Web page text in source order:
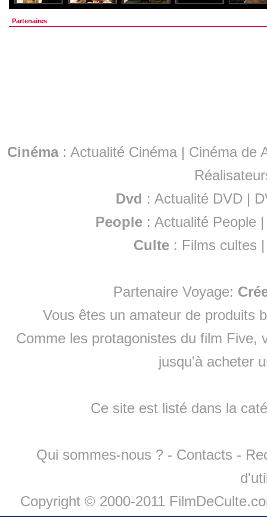
Partenaires
Cinéma: Actualité Cinéma | Cinéma de
Dvd : Actualité DVD |
People :Actualité People
Culte : Films cultes
Partenaire Voyage:
Vous êtes un amateur de produits
Comme les protagonistes du film Five,
jusqu'à acheter
Ce site est listé dans la
Qui sommes-nous ? - Contacts -
Copyright © 2000-2011